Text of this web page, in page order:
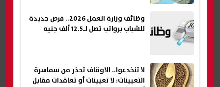
وظائف وزارة العمل 2026.. فرص جديدة
للشباب برواتب تصل لـ12.5 ألف جنيه
لا تنخدعوا.. الأوقاف تحذر من سماسرة
التعيينات: لا تعيينات أو تعاقدات مقابل